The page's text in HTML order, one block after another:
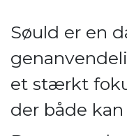
Søuld er en
et stærkt
der både